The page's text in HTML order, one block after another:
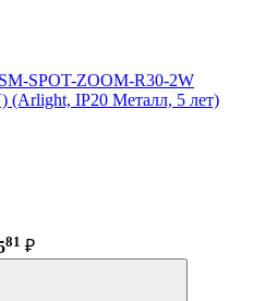
SPOT-ZOOM-R30-2W
(Arlight, IP20 Металл, 5 лет)
81 ₽